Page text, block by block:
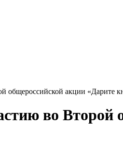
общероссийской акции «Дарите
во Второй